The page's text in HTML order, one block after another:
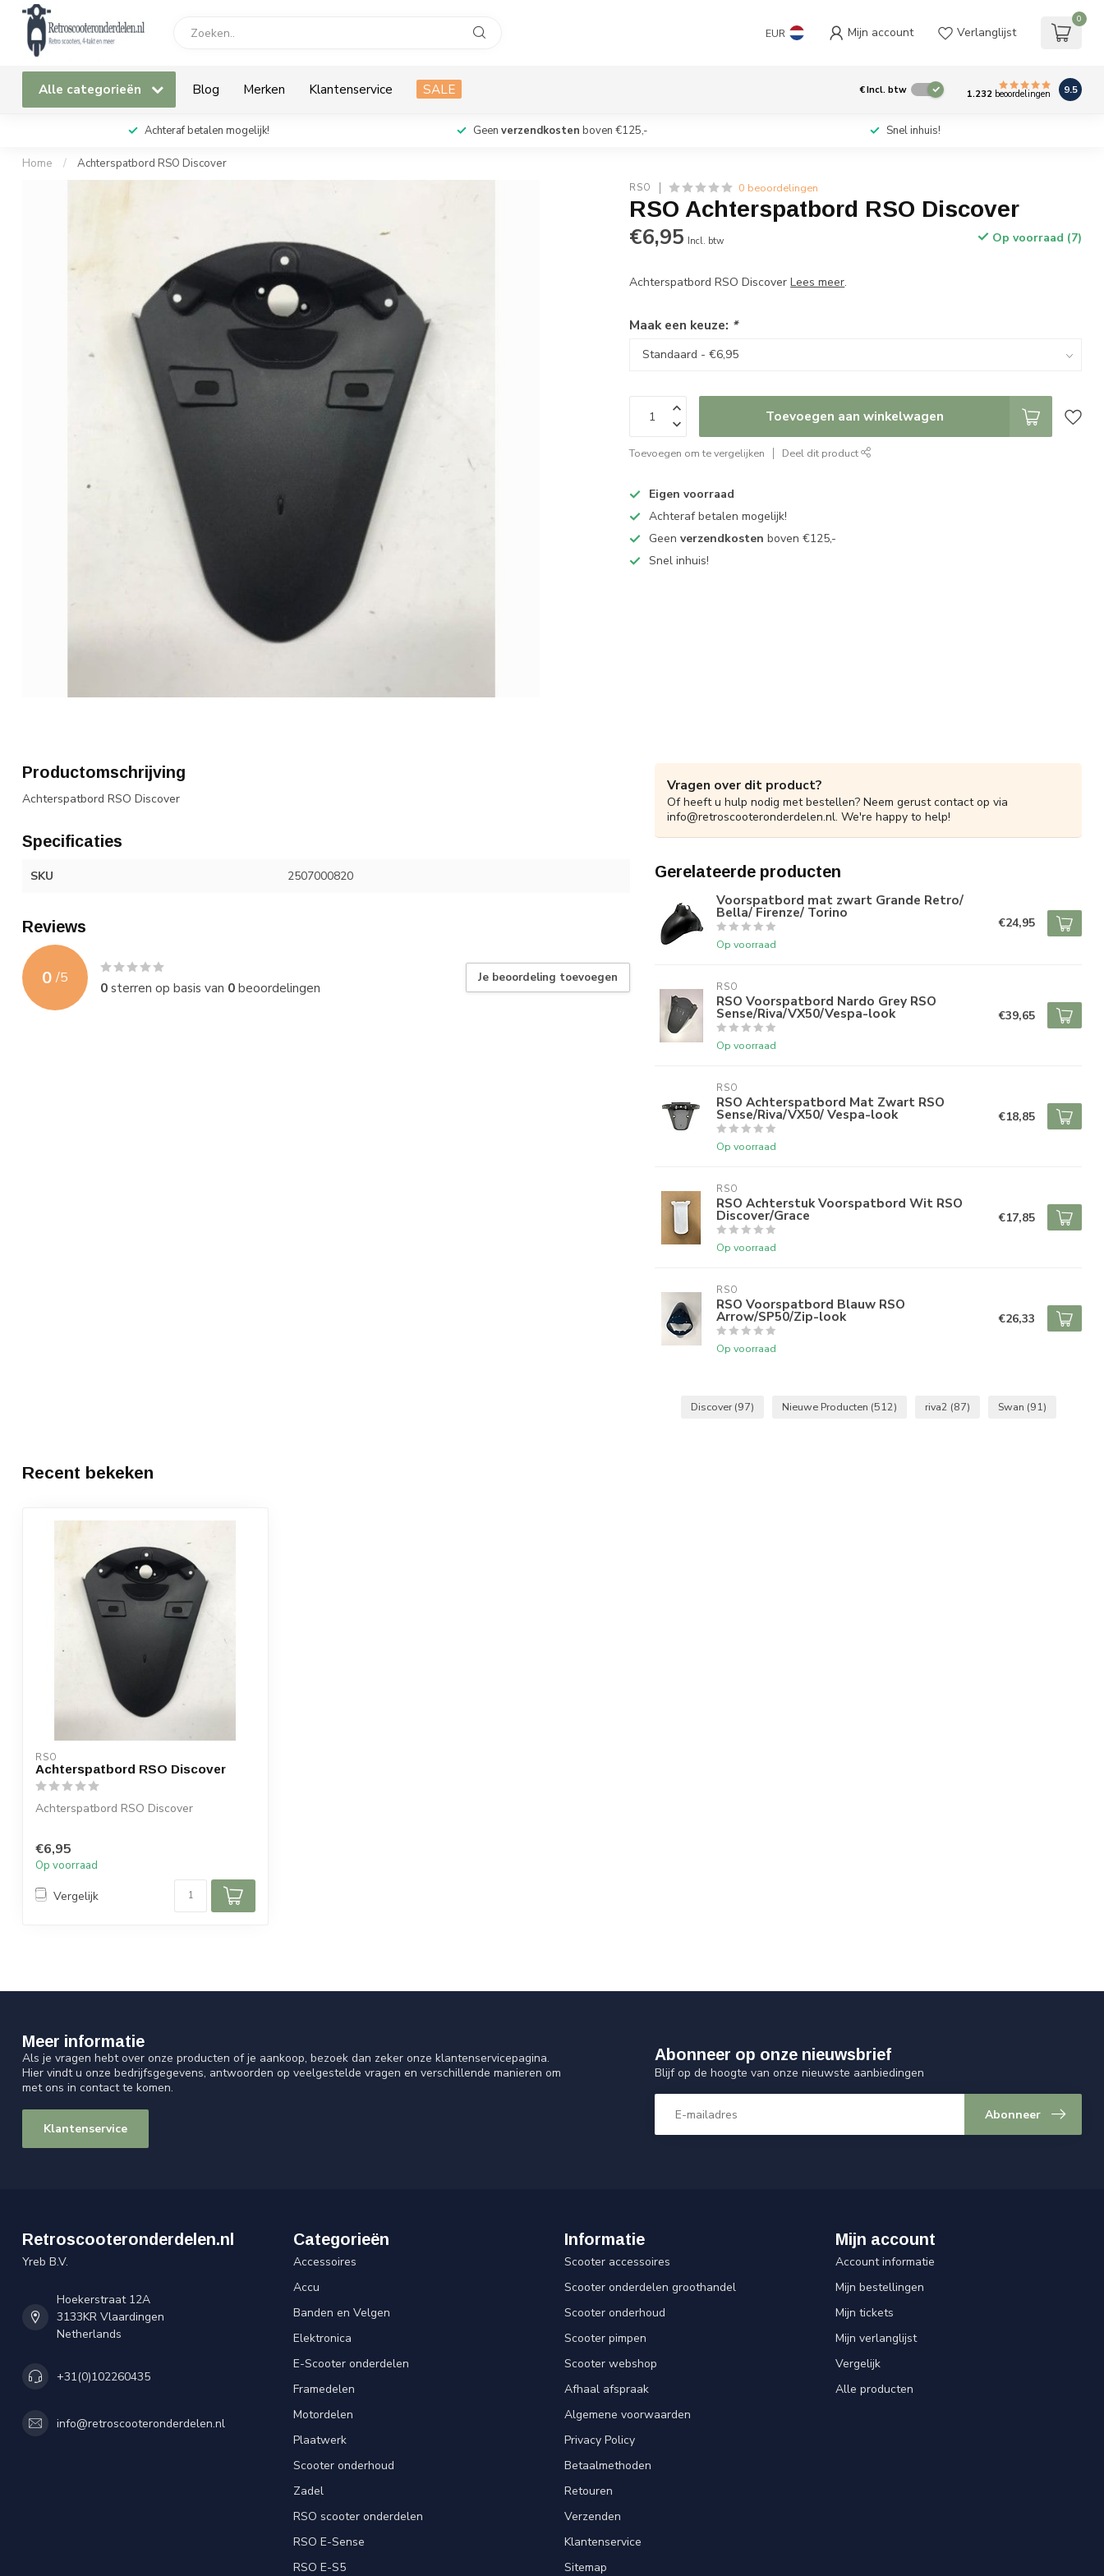
EUR Mijn account Verlanglijst
0
Alle categorieën Blog Merken Klantenservice SALE €Incl. btw 1.232 beoordelingen 9.5
Achteraf betalen mogelijk! Geen verzendkosten boven €125,- Snel inhuis!
Home / Achterspatbord RSO Discover
RSO 0 beoordelingen
RSO Achterspatbord RSO Discover
€6,95 Incl. btw Op voorraad (7)
Achterspatbord RSO DiscoverLees meer.
Maak een keuze: *
Toevoegen aan winkelwagen
Toevoegen om te vergelijken Deel dit product
Eigen voorraad
Achteraf betalen mogelijk!
Geenverzendkosten boven €125,-
Snel inhuis!
Productomschrijving
Achterspatbord RSO Discover
Specificaties
SKU 2507000820
Reviews
0 /5
0sterren op basis van 0beoordelingen
Je beoordeling toevoegen
Vragen over dit product?
Of heeft u hulp nodig met bestellen? Neem gerust contact op via
info@retroscooteronderdelen.nl. We're happy to help!
Gerelateerde producten
Voorspatbord mat zwart Grande Retro/
Bella/ Firenze/ Torino
Op voorraad
€24,95
RSO
RSO Voorspatbord Nardo Grey RSO
Sense/Riva/VX50/Vespa-look
Op voorraad
€39,65
RSO
RSO Achterspatbord Mat Zwart RSO
Sense/Riva/VX50/ Vespa-look
Op voorraad
€18,85
RSO
RSO Achterstuk Voorspatbord Wit RSO
Discover/Grace
Op voorraad
€17,85
RSO
RSO Voorspatbord Blauw RSO
Arrow/SP50/Zip-look
Op voorraad
€26,33
Discover (97) Nieuwe Producten (512) riva2 (87) Swan (91)
Recent bekeken
RSO
Achterspatbord RSO Discover
Achterspatbord RSO Discover
€6,95
Op voorraad
Vergelijk
Meer informatie
Als je vragen hebt over onze producten of je aankoop, bezoek dan zeker onze klantenservicepagina.
Hier vindt u onze bedrijfsgegevens, antwoorden op veelgestelde vragen en verschillende manieren om
met ons in contact te komen.
Klantenservice
Abonneer op onze nieuwsbrief
Blijf op de hoogte van onze nieuwste aanbiedingen
Abonneer
Retroscooteronderdelen.nl
Yreb B.V.
Hoekerstraat 12A
3133KR Vlaardingen
Netherlands
+31(0)102260435
info@retroscooteronderdelen.nl
Categorieën
Accessoires
Accu
Banden en Velgen
Elektronica
E-Scooter onderdelen
Framedelen
Motordelen
Plaatwerk
Scooter onderhoud
Zadel
RSO scooter onderdelen
RSO E-Sense
RSO E-S5
Informatie
Scooter accessoires
Scooter onderdelen groothandel
Scooter onderhoud
Scooter pimpen
Scooter webshop
Afhaal afspraak
Algemene voorwaarden
Privacy Policy
Betaalmethoden
Retouren
Verzenden
Klantenservice
Sitemap
Mijn account
Account informatie
Mijn bestellingen
Mijn tickets
Mijn verlanglijst
Vergelijk
Alle producten